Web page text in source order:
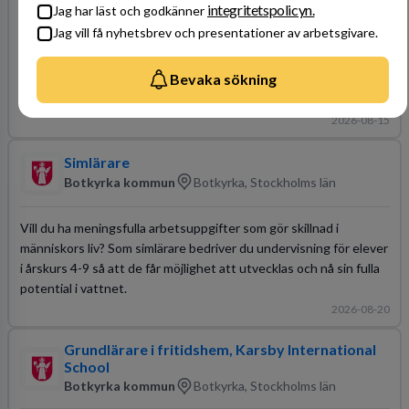
Jag har läst och godkänner integritetspolicyn.
Jag vill få nyhetsbrev och presentationer av arbetsgivare.
Bevaka sökning
Vill du att ditt arbete ska vara skillnaden som räddar liv? Som
teknisk testare arbetar du med den tekniska plattformen för
mottagning av automatiska larm och ser till att hjälpen når fram
dygnet runt, året om.
2026-08-15
Simlärare
Botkyrka kommun Botkyrka, Stockholms län
Vill du ha meningsfulla arbetsuppgifter som gör skillnad i
människors liv? Som simlärare bedriver du undervisning för elever
i årskurs 4-9 så att de får möjlighet att utvecklas och nå sin fulla
potential i vattnet.
2026-08-20
Grundlärare i fritidshem, Karsby International
School
Botkyrka kommun Botkyrka, Stockholms län